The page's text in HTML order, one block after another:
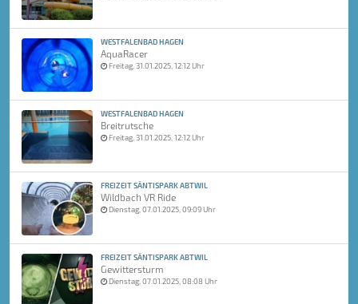
WESTFALENBAD HAGEN
AquaRacer
Freitag, 31.01.2025, 12:12 Uhr
WESTFALENBAD HAGEN
Breitrutsche
Freitag, 31.01.2025, 12:12 Uhr
FREIZEIT SÄNTISPARK ABTWIL
Wildbach VR Ride
Dienstag, 07.01.2025, 09:09 Uhr
FREIZEIT SÄNTISPARK ABTWIL
Gewittersturm
Dienstag, 07.01.2025, 08:08 Uhr